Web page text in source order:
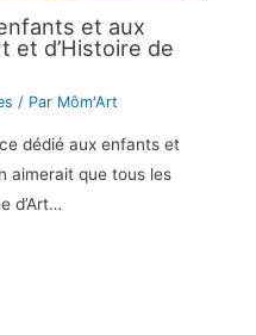
et aux
et d’Histoire de
/ Par Môm'Art
dédié aux enfants et
aimerait que tous les
d’Art…